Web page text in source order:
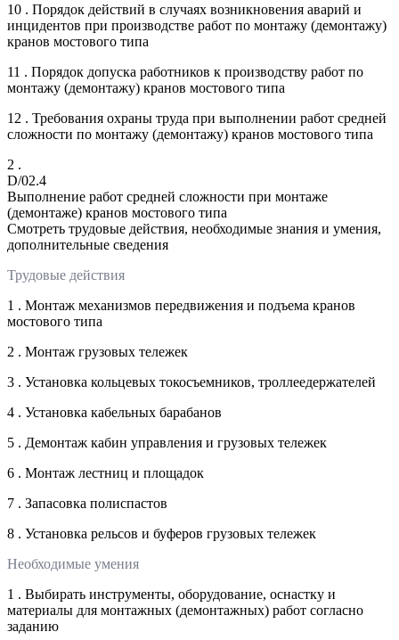
10 . Порядок действий в случаях возникновения аварий и
инцидентов при производстве работ по монтажу (демонтажу)
кранов мостового типа
11 . Порядок допуска работников к производству работ по
монтажу (демонтажу) кранов мостового типа
12 . Требования охраны труда при выполнении работ средней
сложности по монтажу (демонтажу) кранов мостового типа
2 .
D/02.4
Выполнение работ средней сложности при монтаже
(демонтаже) кранов мостового типа
Смотреть трудовые действия, необходимые знания и умения,
дополнительные сведения
Трудовые действия
1 . Монтаж механизмов передвижения и подъема кранов
мостового типа
2 . Монтаж грузовых тележек
3 . Установка кольцевых токосъемников, троллеедержателей
4 . Установка кабельных барабанов
5 . Демонтаж кабин управления и грузовых тележек
6 . Монтаж лестниц и площадок
7 . Запасовка полиспастов
8 . Установка рельсов и буферов грузовых тележек
Необходимые умения
1 . Выбирать инструменты, оборудование, оснастку и
материалы для монтажных (демонтажных) работ согласно
заданию